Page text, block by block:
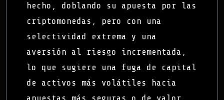
hecho, doblando su apuesta por las
criptomonedas, pero con una
selectividad extrema y una
aversión al riesgo incrementada,
lo que sugiere una fuga de capital
de activos más volátiles hacia